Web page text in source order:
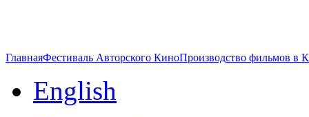
ГлавнаяФестиваль Авторского КиноПроизводство фильмов в
English